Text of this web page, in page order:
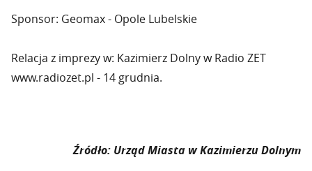
Sponsor: Geomax - Opole Lubelskie
Relacja z imprezy w: Kazimierz Dolny w Radio ZET
www.radiozet.pl - 14 grudnia.
Źródło: Urząd Miasta w Kazimierzu Dolnym